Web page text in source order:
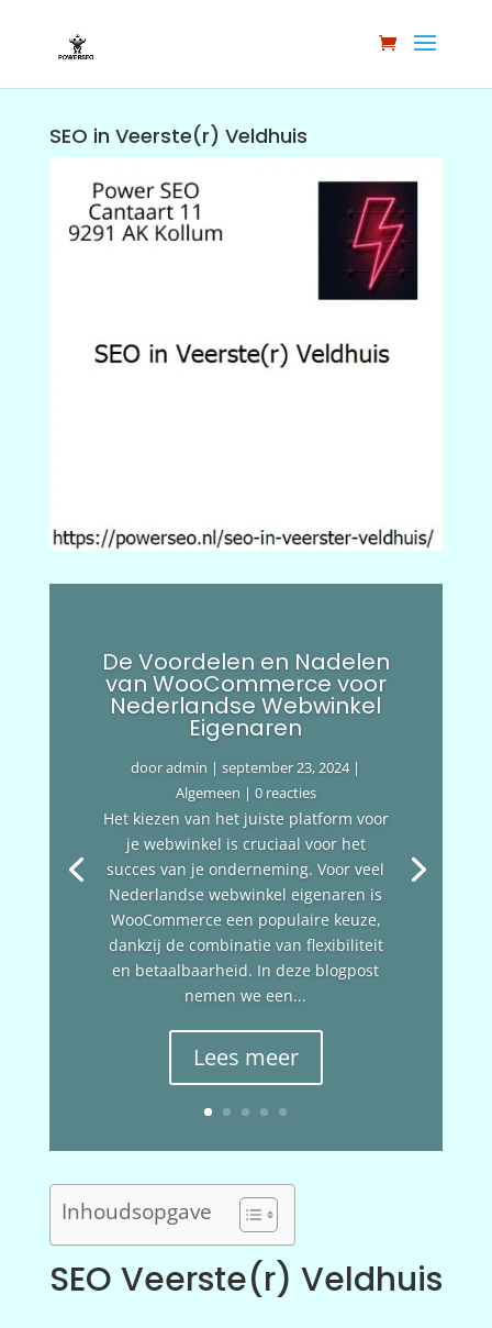
SEO in Veerste(r) Veldhuis
De Voordelen en Nadelen
van WooCommerce voor
Nederlandse Webwinkel
Eigenaren
dooradmin |september 23, 2024|
Algemeen | 0 reacties
Het kiezen van het juiste platform voor
je webwinkel is cruciaal voor het
succes van je onderneming. Voor veel
Nederlandse webwinkel eigenaren is
WooCommerce een populaire keuze,
dankzij de combinatie van flexibiliteit
en betaalbaarheid. In deze blogpost
nemen we een...
Lees meer
Inhoudsopgave
SEO Veerste(r) Veldhuis